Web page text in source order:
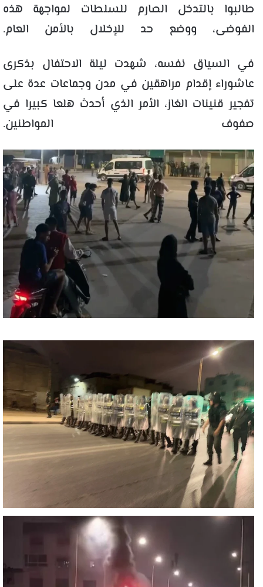
طالبوا بالتدخل الصارم للسلطات لمواجهة هذه
الفوضى، ووضع حد للإخلال بالأمن العام.
في السياق نفسه، شهدت ليلة الاحتفال بذكرى
عاشوراء إقدام مراهقين في مدن وجماعات عدة على
تفجير قنينات الغاز، الأمر الذي أحدث هلعا كبيرا في
صفوف المواطنين.